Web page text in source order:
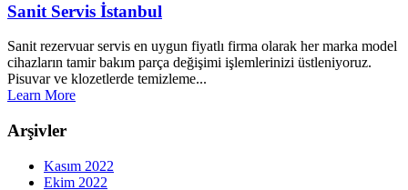
Sanit Servis İstanbul
Sanit rezervuar servis en uygun fiyatlı firma olarak her marka model
cihazların tamir bakım parça değişimi işlemlerinizi üstleniyoruz.
Pisuvar ve klozetlerde temizleme...
Learn More
Arşivler
Kasım 2022
Ekim 2022